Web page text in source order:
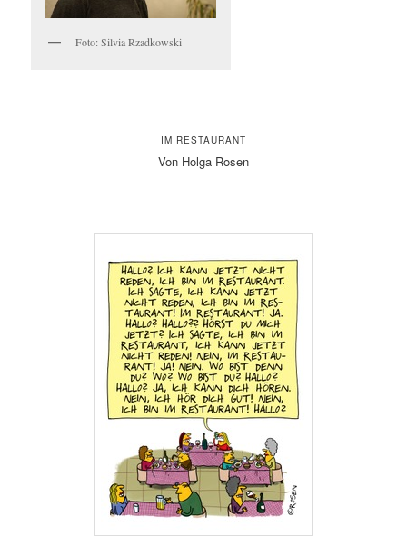
Foto: Silvia Rzadkowski
IM RESTAURANT
Von Holga Rosen